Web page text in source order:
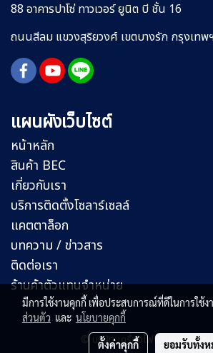
88 อาคารปาโซ่ ทาวเวอร์ ยูนิต บี ชั้น 16
ถนนสีลม แขวงสุริยวงศ์ เขตบางรัก กรุงเท
แผนผังเว็บไซต์
หน้าหลัก
สินค้า BEC
เกี่ยวกับเรา
บริการติดตั้งโซลาร์เซลล์
แคตตาล็อก
บทความ / ข่าวสาร
ติดต่อเรา
ร้านค้าตัวแทนจำหน่าย
© บริษัท เครื่องไฟฟ้าบุญธนาภัณ
มีการใช้งานคุกกี้ เพื่อประสบการณ์ที่ดีในการใช้ง
ส่วนตัว และ นโยบายคุกกี้
ตั้งค่าคุกกี้ ยอมรับทั้ง